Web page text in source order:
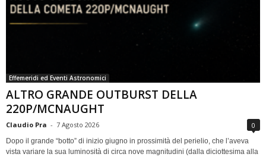
Effemeridi ed Eventi Astronomici
ALTRO GRANDE OUTBURST DELLA
220P/MCNAUGHT
Claudio Pra - 7 Agosto 2026 0
Dopo il grande “botto” di inizio giugno in prossimità del perielio, che l’aveva
vista variare la sua luminosità di circa nove magnitudini (dalla diciottesima alla